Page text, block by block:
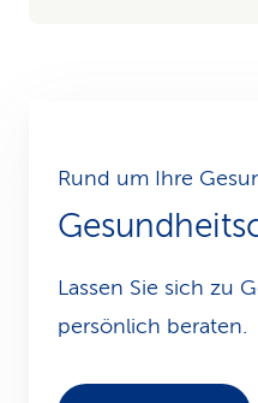
Rund um Ihre
Lassen Sie sich zu
persönlich beraten.